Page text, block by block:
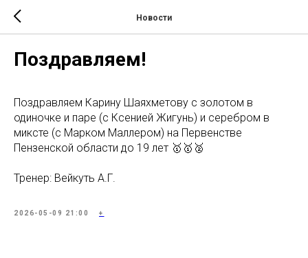
Новости
Поздравляем!
Поздравляем Карину Шаяхметову с золотом в
одиночке и паре (с Ксенией Жигунь) и серебром в
миксте (с Марком Маллером) на Первенстве
Пензенской области до 19 лет 🥇🥇🥈
Тренер: Вейкуть А.Г.
2026-05-09 21:00 +